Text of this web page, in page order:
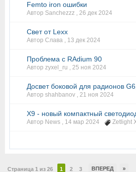
Femto iron ошибки
Автор Sanchezzz , 26 дек 2024
Свет от Lexx
Автор Слава , 13 дек 2024
Проблема с RAdium 90
Автор zyxel_ru , 25 ноя 2024
Досвет боковой для радионов
Автор shahbanov , 21 ноя 2024
X9 - новый компактный
Автор News , 14 мар 2024 Zetlight
Страница 1 из 26 1 2 3 ВПЕРЕД »